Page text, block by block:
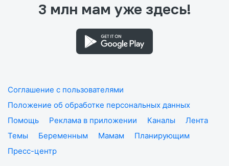
3 млн мам уже здесь!
Соглашение с пользователями
Положение об обработке персональных данных
Помощь
Реклама в приложении Каналы
Лента
Темы
Беременным Мамам
Планирующим
Пресс-центр